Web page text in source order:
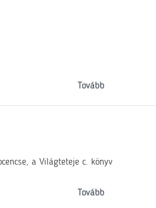
Tovább
a Világteteje c. könyv
Tovább